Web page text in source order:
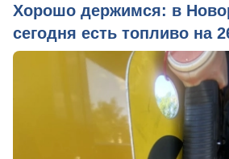
Хорошо держимся: в
сегодня есть топливо на